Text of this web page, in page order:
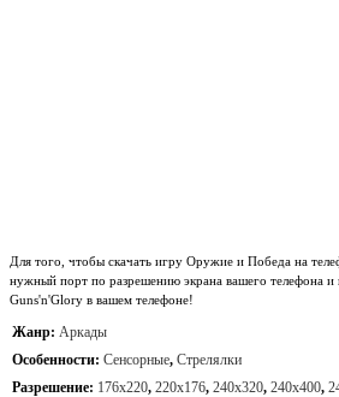
Для того, чтобы скачать игру Оружие и Победа на
нужный порт по разрешению экрана вашего телефона и
Guns'n'Glory в вашем телефоне!
Жанр: Аркады
Особенности: Сенсорные, Стрелялки
Разрешение: 176x220, 220x176, 240x320, 240x400,